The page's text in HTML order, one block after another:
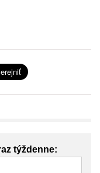
týždenne: